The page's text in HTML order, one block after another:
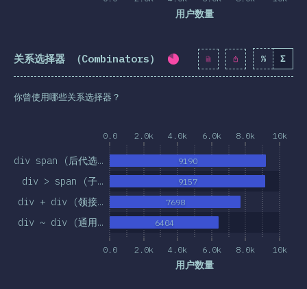
用户数量
关系选择器 （Combinators） 完成率: 81.8% ( 9398 )
% Σ
你曾使用哪些关系选择器？
0.0 2.0k 4.0k 6.0k 8.0k 10k
0.0 2.0k 4.0k 6.0k 8.0k 10k
用户数量
div ~ div (通用…
div + div (领接…
div > span (子…
div span (后代选…
6404
7698
9157
9190